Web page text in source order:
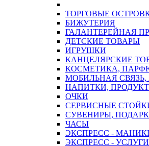
ТОРГОВЫЕ
БИЖУТЕРИЯ
ГАЛАНТЕРЕЙНАЯ
ДЕТСКИЕ ТОВАРЫ
ИГРУШКИ
КАНЦЕЛЯРСКИЕ
КОСМЕТИКА,
МОБИЛЬНАЯ
НАПИТКИ,
ОЧКИ
СЕРВИСНЫЕ
СУВЕНИРЫ,
ЧАСЫ
ЭКСПРЕСС -
ЭКСПРЕСС - УСЛУГИ